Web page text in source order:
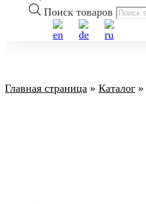
Поиск товаров
Главная страница » Каталог »